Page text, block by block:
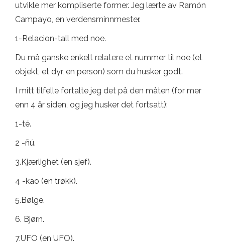
utvikle mer kompliserte former. Jeg lærte av Ramón
Campayo, en verdensminnmester.
1-Relacion-tall med noe.
Du må ganske enkelt relatere et nummer til noe (et
objekt, et dyr, en person) som du husker godt.
I mitt tilfelle fortalte jeg det på den måten (for mer
enn 4 år siden, og jeg husker det fortsatt):
1-té.
2 -ñú.
3.Kjærlighet (en sjef).
4 -kao (en trøkk).
5.Bølge.
6. Bjørn.
7.UFO (en UFO).